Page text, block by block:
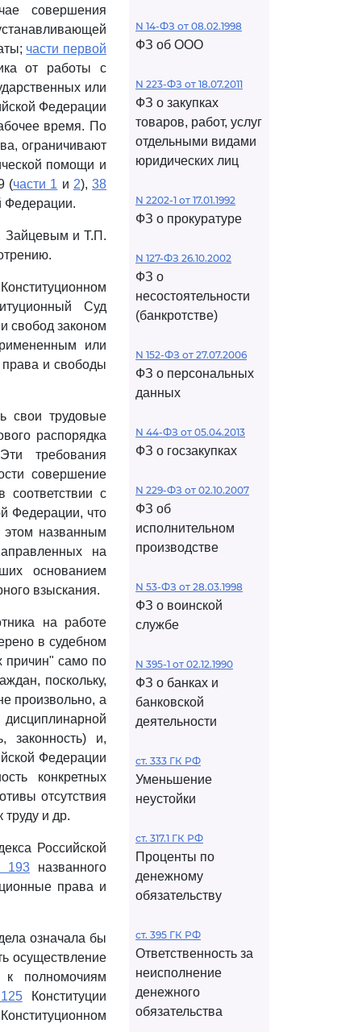
совершения
части первой
от работы с
или
Федерации
время. По
ограничивают
помощи и
(части 1 и 2),38
Федерации.
Зайцевым и Т.П.
Суд
свобод законом
или
и свободы
свои трудовые
распорядка
требования
совершение
соответствии с
Федерации, что
названным
на
основанием
взыскания.
на работе
в судебном
причин" само по
поскольку,
произвольно, а
законность) и,
Федерации
конкретных
отсутствия
и др.
Российской
193 названного
права и
означала бы
осуществление
полномочиям
Конституции
N 14-ФЗ от 08.02.1998
ФЗ об ООО
N 223-ФЗ от 18.07.2011
ФЗ о закупках
товаров, работ, услуг
отдельными видами
юридических лиц
N 2202-1 от 17.01.1992
ФЗ о прокуратуре
N 127-ФЗ 26.10.2002
ФЗ о
несостоятельности
(банкротстве)
N 152-ФЗ от 27.07.2006
ФЗ о персональных
данных
N 44-ФЗ от 05.04.2013
ФЗ о госзакупках
N 229-ФЗ от 02.10.2007
ФЗ об
исполнительном
производстве
N 53-ФЗ от 28.03.1998
ФЗ о воинской
службе
N 395-1 от 02.12.1990
ФЗ о банках и
банковской
деятельности
ст. 333 ГК РФ
Уменьшение
неустойки
ст. 317.1 ГК РФ
Проценты по
денежному
обязательству
ст. 395 ГК РФ
Ответственность за
неисполнение
денежного
обязательства